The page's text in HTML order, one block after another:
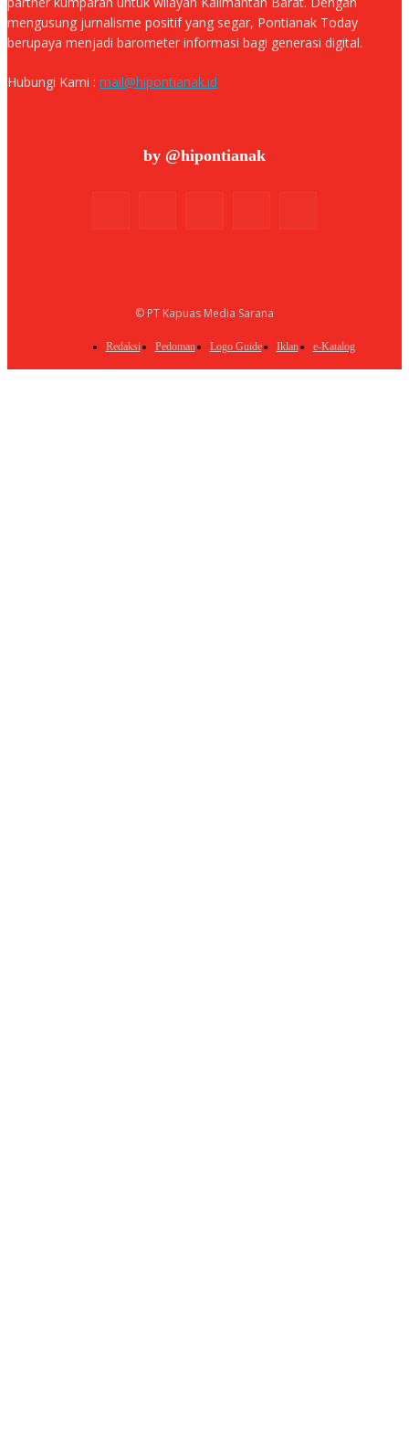
mengusung jurnalisme positif yang segar, Pontianak Today
berupaya menjadi barometer informasi bagi generasi digital.
Hubungi Kami : mail@hipontianak.id
by @hipontianak
© PT Kapuas Media Sarana
Redaksi Pedoman Logo Guide Iklan e-Katalog